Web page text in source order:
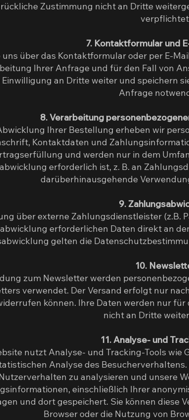
Zustimmung nicht an Dritte
7. Kontaktformular und
uns über das Kontaktformular oder per E-
Ihrer Anfrage und für den Fall von
an Dritte weiter und speichern
Anfrage
8. Verarbeitung
Ihrer Bestellung erheben wir
Kontaktdaten und
und werden nur in dem
erforderlich ist, z. B. an
darüberhinausgehende
9.
über externe Zahlungsdienstleister (z.B.
erforderlichen Daten direkt an
gelten die
10.
zum Newsletter werden
verwendet. Der Versand erfolgt nur
können. Ihre Daten werden nur
nicht an Dritte
11. Analyse- und
nutzt Analyse- und Tracking-Tools wie
Analyse des
zu analysieren und unsere
einschließlich Ihrer
und dort gespeichert. Sie können diese
Browser oder die Nutzung von